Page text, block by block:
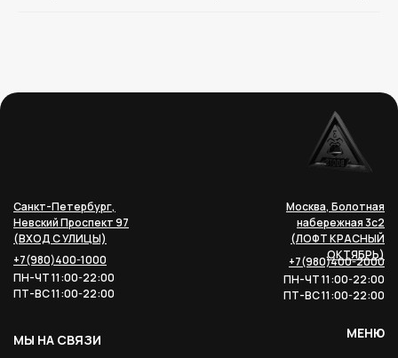
Санкт-Петербург,
Невский Проспект 97
(ВХОД С УЛИЦЫ)
+7(980)400-1000
ПН-ЧТ 11:00-22:00
ПТ-ВС 11:00-22:00
Москва, Болотная
набережная 3с2
(ЛОФТ КРАСНЫЙ
ОКТЯБРЬ)
+7(980)400-2000
ПН-ЧТ 11:00-22:00
ПТ-ВС 11:00-22:00
МЕНЮ
МЫ НА СВЯЗИ